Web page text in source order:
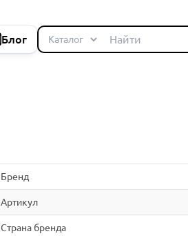
Блог
Бренд
Артикул
Страна бренда